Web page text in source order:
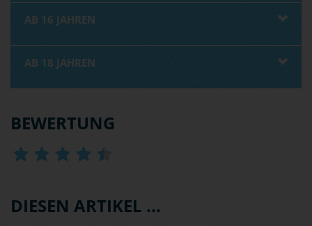
AB 16 JAHREN
AB 18 JAHREN
BEWERTUNG
DIESEN ARTIKEL ...